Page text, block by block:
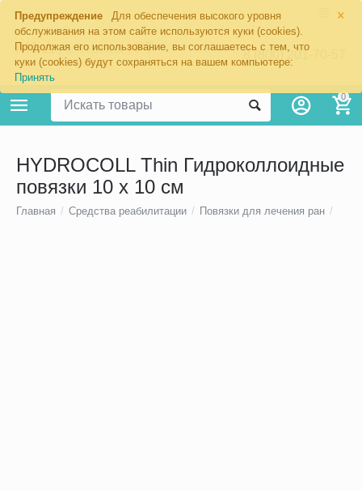
×
Предупреждение
Для обеспечения высокого уровня
обслуживания на этом сайте используются куки (cookies).
Продолжая его использование, вы соглашаетесь с тем, что
куки (cookies) будут сохраняться на вашем компьютере:
Принять
8 (800) 201-70-57
0
HYDROCOLL Thin Гидроколлоидные
повязки 10 х 10 см
Главная / Средства реабилитации / Повязки для лечения ран /